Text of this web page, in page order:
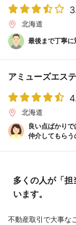
北海道
最後まで丁寧に
アミューズエス
北海道
良い点ばかり
仲介してもらう
多くの人が「
います。
不動産取引で大事な